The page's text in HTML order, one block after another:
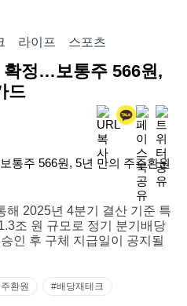
라이프 스포츠
확정…보통주 566원,
드
해 2025년 4분기 결산 기준 특
조 원 규모로 정기 분기배당
인 후 구체 지급일이 공지될
환원 #배당재테크